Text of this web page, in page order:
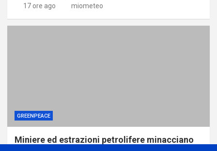
17 ore ago miometeo
GREENPEACE
Miniere ed estrazioni petrolifere minacciano